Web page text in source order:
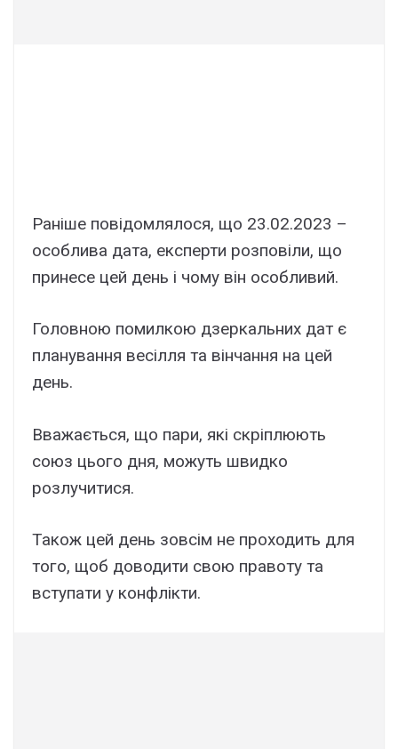
Раніше повідомлялося, що 23.02.2023 –
особлива дата, експерти розповіли, що
принесе цей день і чому він особливий.
Головною помилкою дзеркальних дат є
планування весілля та вінчання на цей
день.
Вважається, що пари, які скріплюють
союз цього дня, можуть швидко
розлучитися.
Також цей день зовсім не проходить для
того, щоб доводити свою правоту та
вступати у конфлікти.